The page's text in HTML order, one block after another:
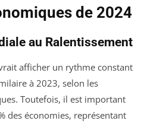
de 2024
au Ralentissement
afficher un rythme constant
à 2023, selon les
Toutefois, il est important
des économies, représentant